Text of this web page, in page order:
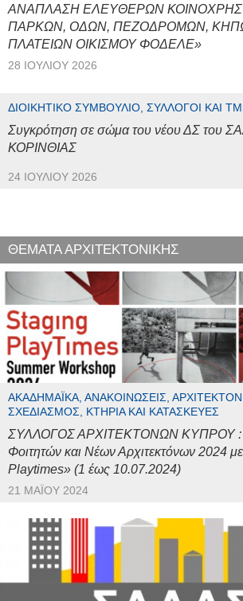
ΑΝΑΠΛΑΣΗ ΕΛΕΥΘΕΡΩΝ
ΠΑΡΚΩΝ, ΟΔΩΝ, ΠΕΖΟΔΡΟΜΩΝ,
ΠΛΑΤΕΙΩΝ ΟΙΚΙΣΜΟΥ ΦΟΔΕΛΕ»
28 ΙΟΥΛΊΟΥ 2026
ΔΙΟΙΚΗΤΙΚΌ ΣΥΜΒΟΎΛΙΟ, ΣΎΛΛΟΓΟΙ ΚΑΙ
Συγκρότηση σε σώμα του νέου ΔΣ του
ΚΟΡΙΝΘΙΑΣ
24 ΙΟΥΛΊΟΥ 2026
ΘΕΜΑΤΑ ΑΡΧΙΤΕΚΤΟΝΙΚΗΣ
ΑΚΑΔΗΜΑΪΚΆ, ΑΝΑΚΟΙΝΏΣΕΙΣ,
ΣΧΕΔΙΑΣΜΌΣ, ΚΤΉΡΙΑ ΚΑΙ ΚΑΤΑΣΚΕΥΈΣ
ΣΥΛΛΟΓΟΣ ΑΡΧΙΤΕΚΤΟΝΩΝ ΚΥΠΡΟΥ :
Φοιτητών και Νέων Αρχιτεκτόνων 2024
Playtimes» (1 έως 10.07.2024)
21 ΜΑΪ́ΟΥ 2024